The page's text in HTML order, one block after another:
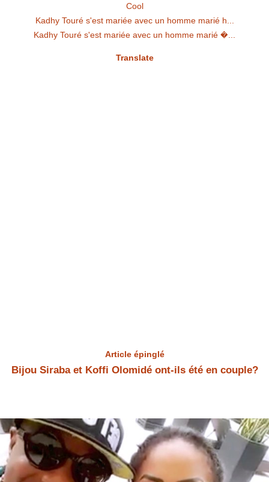
Cool
Kadhy Touré s'est mariée avec un homme marié h...
Kadhy Touré s'est mariée avec un homme marié �...
Translate
Article épinglé
Bijou Siraba et Koffi Olomidé ont-ils été en couple?